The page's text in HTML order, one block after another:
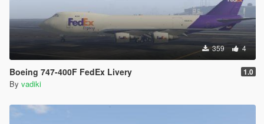
359 4
Boeing 747-400F FedEx Livery 1.0
By vadiki